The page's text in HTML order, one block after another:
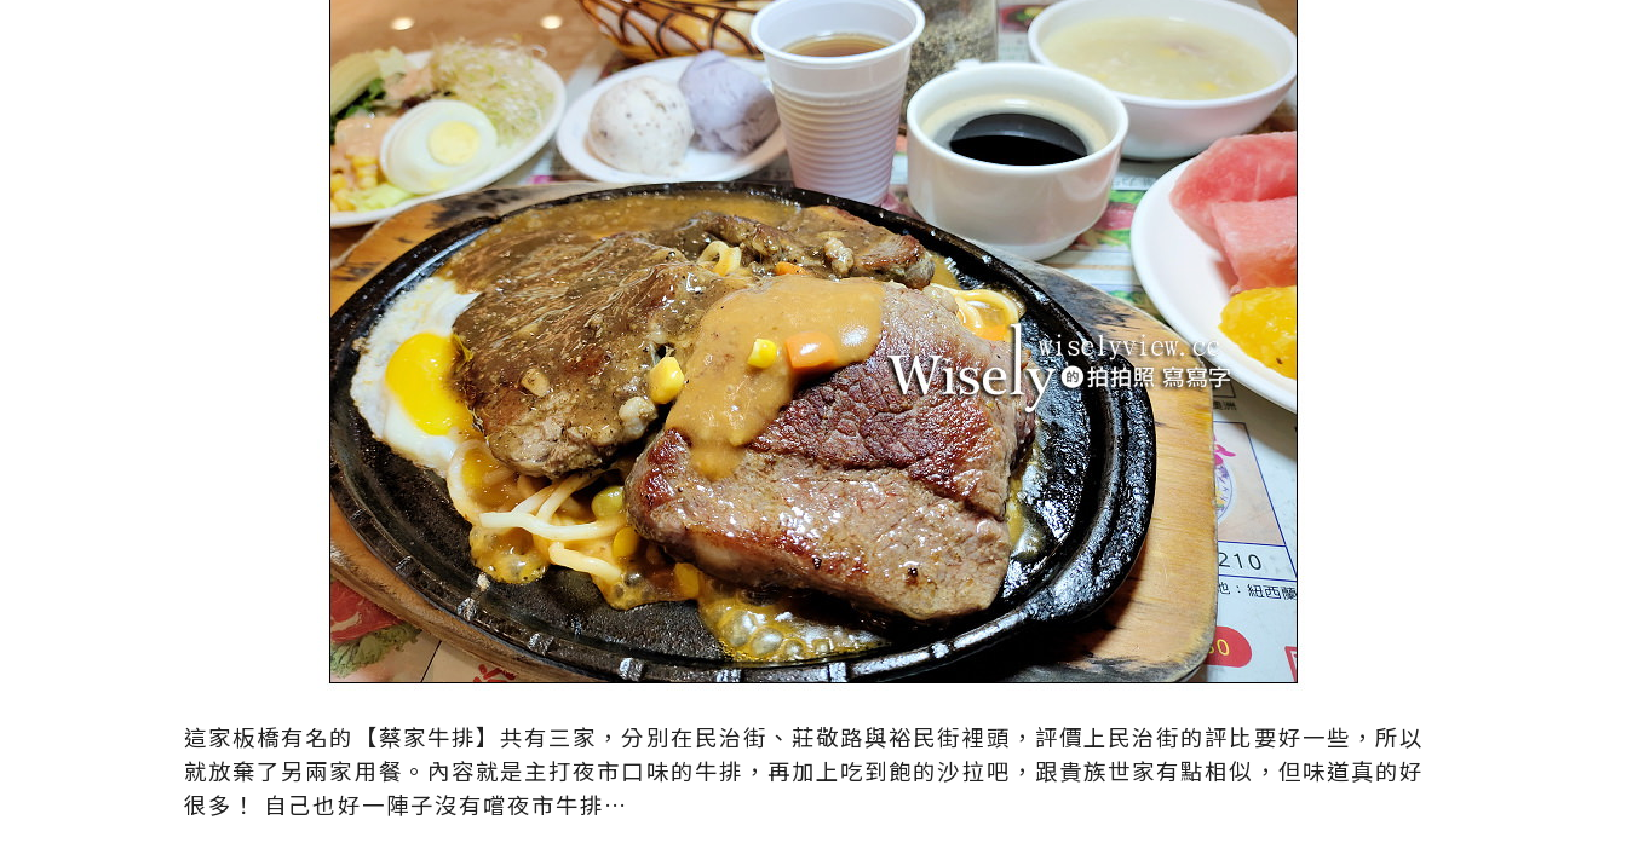
這家板橋有名的【蔡家牛排】共有三家，分別在民治街、莊敬路與裕民街裡頭，評價上民治街的評比要好一些，所以
就放棄了另兩家用餐。內容就是主打夜市口味的牛排，再加上吃到飽的沙拉吧，跟貴族世家有點相似，但味道真的好
很多！ 自己也好一陣子沒有嚐夜市牛排…